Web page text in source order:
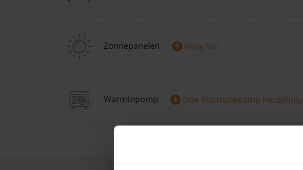
Zonnepanelen + Voeg toe
Warmtepomp + Doe Warmptepomp Keuzehulp